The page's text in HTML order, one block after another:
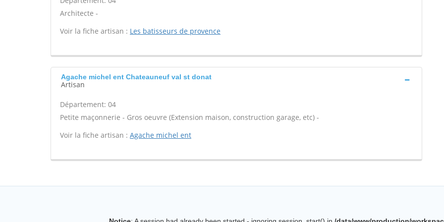
Architecte -
Voir la fiche artisan : Les batisseurs de provence
Agache michel ent Chateauneuf val st donat
Artisan
Département: 04
Petite maçonnerie - Gros oeuvre (Extension maison, construction garage, etc) -
Voir la fiche artisan : Agache michel ent